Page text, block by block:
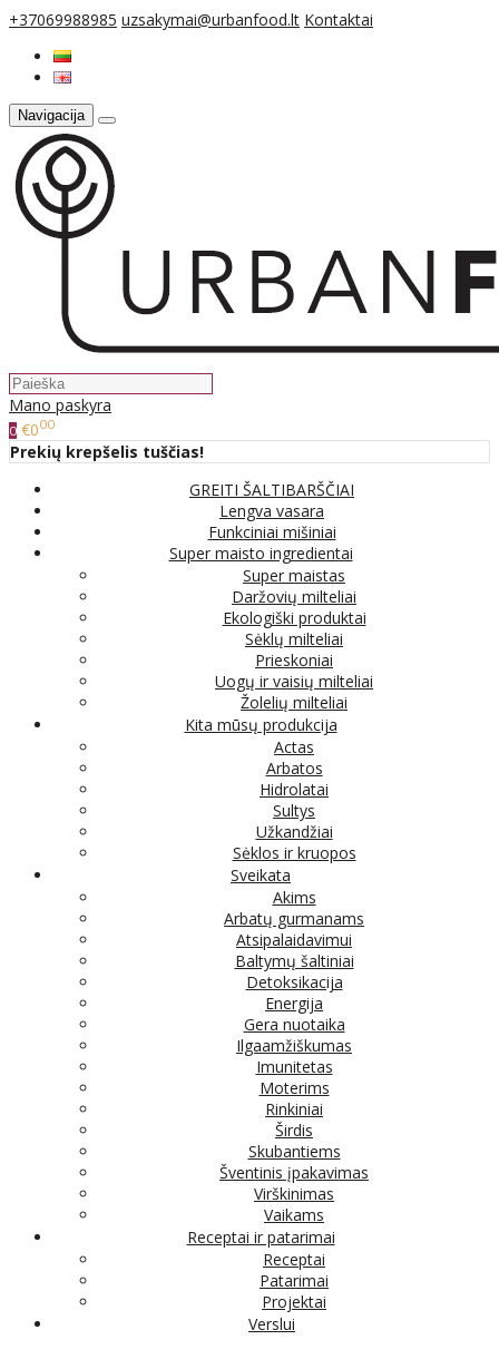
+37069988985 uzsakymai@urbanfood.lt Kontaktai
Navigacija
Mano paskyra
0 €000
Prekių krepšelis tuščias!
GREITI ŠALTIBARŠČIAI
Lengva vasara
Funkciniai mišiniai
Super maisto ingredientai
Super maistas
Daržovių milteliai
Ekologiški produktai
Sėklų milteliai
Prieskoniai
Uogų ir vaisių milteliai
Žolelių milteliai
Kita mūsų produkcija
Actas
Arbatos
Hidrolatai
Sultys
Užkandžiai
Sėklos ir kruopos
Sveikata
Akims
Arbatų gurmanams
Atsipalaidavimui
Baltymų šaltiniai
Detoksikacija
Energija
Gera nuotaika
Ilgaamžiškumas
Imunitetas
Moterims
Rinkiniai
Širdis
Skubantiems
Šventinis įpakavimas
Virškinimas
Vaikams
Receptai ir patarimai
Receptai
Patarimai
Projektai
Verslui